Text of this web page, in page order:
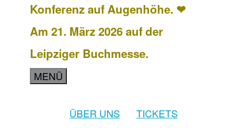
Konferenz auf Augenhöhe. ❤
Am 21. März 2026 auf der
Leipziger Buchmesse.
MENÜ
ÜBER UNS
TICKETS